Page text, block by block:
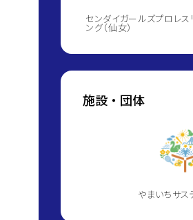
センダイガールズプロレス
ング（仙女）
施設・団体
やまいちサ